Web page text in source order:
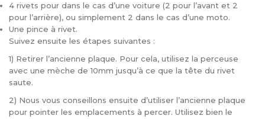
4 rivets pour dans le cas d’une voiture (2 pour l’avant et 2
pour l’arrière), ou simplement 2 dans le cas d’une moto.
Une pince à rivet.
Suivez ensuite les étapes suivantes :
1) Retirer l’ancienne plaque. Pour cela, utilisez la perceuse
avec une mèche de 10mm jusqu’à ce que la tête du rivet
saute.
2) Nous vous conseillons ensuite d’utiliser l’ancienne plaque
pour pointer les emplacements à percer. Utilisez bien le